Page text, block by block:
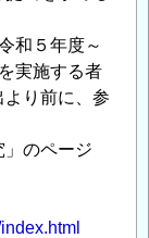
和５年度～
実施する者
り前に、参
のページ